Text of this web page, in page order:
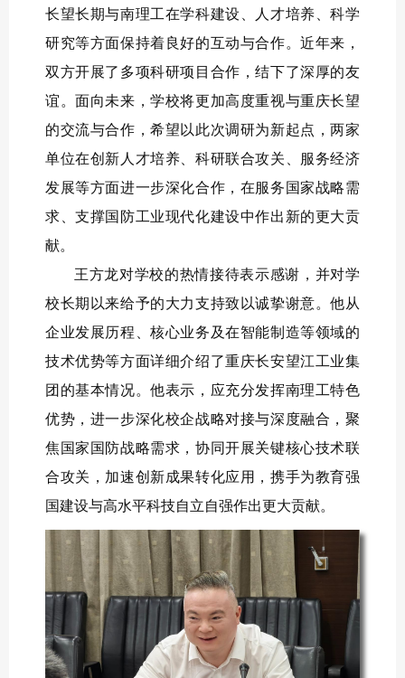
长望长期与南理工在学科建设、人才培养、科学
研究等方面保持着良好的互动与合作。近年来，
双方开展了多项科研项目合作 ，结下了深厚的友
谊。面向未来，学校将更加高度重视与重庆长望
的交流与合作，希望以此次调研为新起点，两家
单位在创新人才培养、科研联合攻关、服务经济
发展等方面进一步深化合作，在服务国家战略需
求、支撑国防工业现代化建设中作出新的更大贡
献。
王方龙对学校的热情接待表示感谢，并对学
校长期以来给予的大力支持致以诚挚谢意。他从
企业发展历程、核心业务及在智能制造等领域的
技术优势等方面详细介绍了重庆长安望江工业集
团的基本情况。他表示，应充分发挥南理工特色
优势，进一步深化校企战略对接与深度融合，聚
焦国家国防战略需求，协同开展关键核心技术联
合攻关，加速创新成果转化应用 ，携手为教育强
国建设与高水平科技自立自强作出更大贡献。